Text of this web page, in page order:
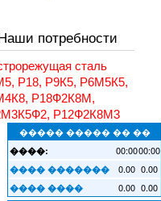
потребности
сталь
Р18, Р9К5, Р6М5К5,
Р18Ф2К8М,
Р12Ф2К8М3
����� ����� �� ��
����: 00:0000:00
���� ������� 0.00 0.00
���� ���� 0.00 0.00